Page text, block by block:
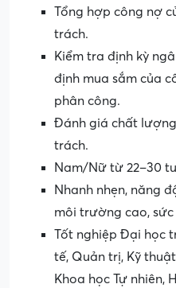
Tổng hợp công nợ
trách.
Kiểm tra định kỳ
định mua sắm của
phân công.
Đánh giá chất
trách.
Nam/Nữ từ 22–30
Nhanh nhẹn, năng
môi trường cao,
Tốt nghiệp Đại học
tế, Quản trị, Kỹ
Khoa học Tự nhiên,